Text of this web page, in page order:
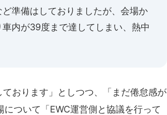
準備はしておりましたが、会場か
内が39度まで達してしまい、熱中
おります」としつつ、「まだ倦怠感が
ついて「EWC運営側と協議を行って